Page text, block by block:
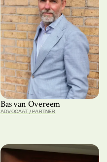
Bas van Overeem
ADVOCAAT / PARTNER